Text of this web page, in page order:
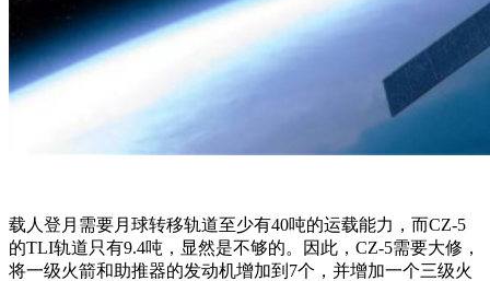
载人登月需要月球转移轨道至少有40吨的运载能力，而CZ-5
的TLI轨道只有9.4吨，显然是不够的。因此，CZ-5需要大修，
将一级火箭和助推器的发动机增加到7个，并增加一个三级火